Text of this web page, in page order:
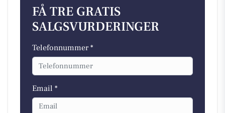
FÅ TRE GRATIS
SALGSVURDERINGER
Telefonnummer *
Email *